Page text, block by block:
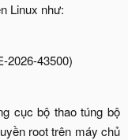
Linux như:​
2026-43500)​
cục bộ thao túng bộ
root trên máy chủ